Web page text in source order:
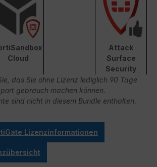
Cloud
Attack
Surface
Security
das Sie ohne Lizenz lediglich 90 Tage
gebrauch machen können.
sind nicht in diesem Bundle enthalten.
Lizenzinformationen